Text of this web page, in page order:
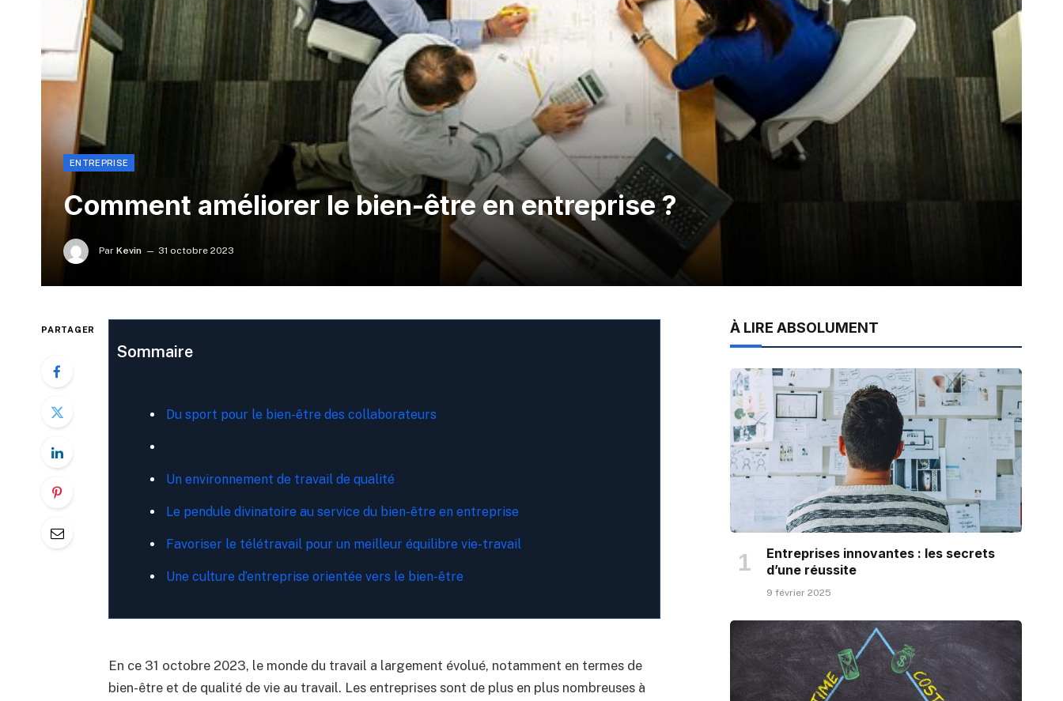
ENTREPRISE
Comment améliorer le bien-être en entreprise ?
Par Kevin 31 octobre 2023
PARTAGER
Sommaire
Du sport pour le bien-être des collaborateurs
Un environnement de travail de qualité
Le pendule divinatoire au service du bien-être en entreprise
Favoriser le télétravail pour un meilleur équilibre vie-travail
Une culture d’entreprise orientée vers le bien-être
En ce 31 octobre 2023, le monde du travail a largement évolué, notamment en termes de
bien-être et de qualité de vie au travail. Les entreprises sont de plus en plus nombreuses à
À LIRE ABSOLUMENT
Entreprises innovantes : les secrets
d’une réussite
9 février 2025